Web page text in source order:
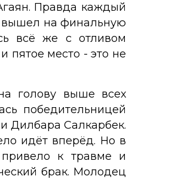
Правда каждый
вышел на финальную
всё же с отливом
пятое место - это не
голову выше всех
победительницей
Дилбара Салкарбек.
идёт вперёд. Но в
привело к травме и
брак. Молодец